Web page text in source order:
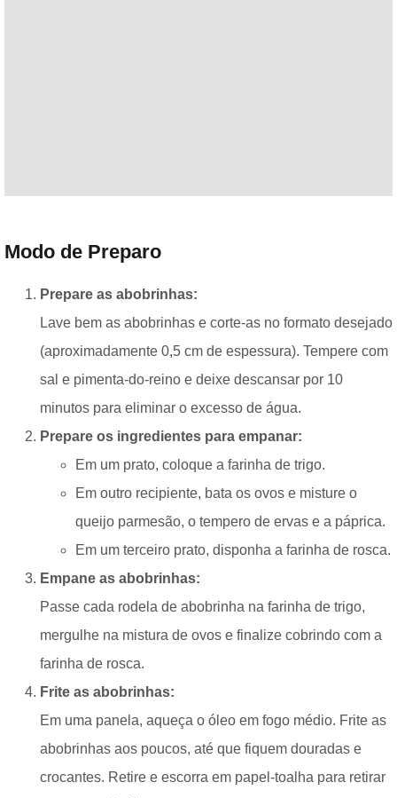
Modo de Preparo
Prepare as abobrinhas:
Lave bem as abobrinhas e corte-as no formato desejado
(aproximadamente 0,5 cm de espessura). Tempere com
sal e pimenta-do-reino e deixe descansar por 10
minutos para eliminar o excesso de água.
Prepare os ingredientes para empanar:
Em um prato, coloque a farinha de trigo.
Em outro recipiente, bata os ovos e misture o
queijo parmesão, o tempero de ervas e a páprica.
Em um terceiro prato, disponha a farinha de rosca.
Empane as abobrinhas:
Passe cada rodela de abobrinha na farinha de trigo,
mergulhe na mistura de ovos e finalize cobrindo com a
farinha de rosca.
Frite as abobrinhas:
Em uma panela, aqueça o óleo em fogo médio. Frite as
abobrinhas aos poucos, até que fiquem douradas e
crocantes. Retire e escorra em papel-toalha para retirar